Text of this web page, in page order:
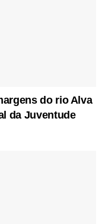
do rio Alva
da Juventude